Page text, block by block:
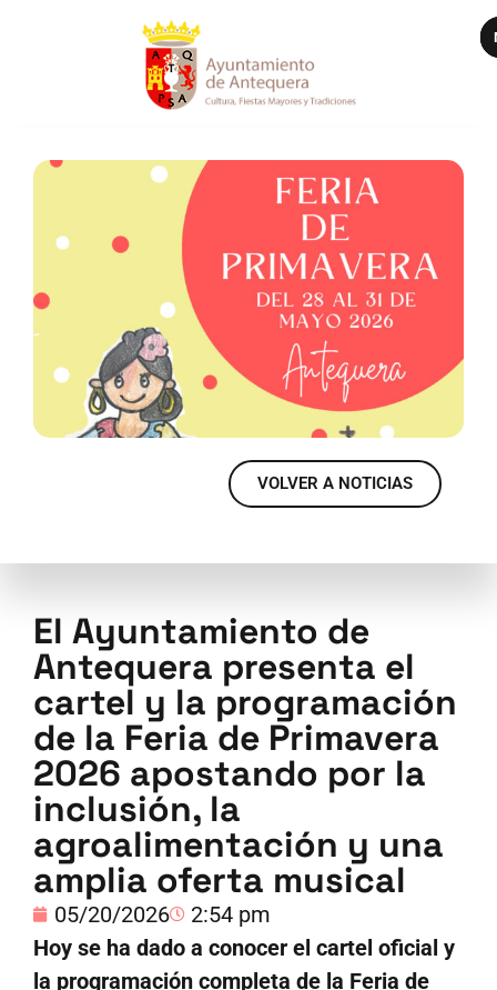
VER MÁS
VOLVER A NOTICIAS
El Ayuntamiento de
Antequera presenta el
cartel y la programación
de la Feria de Primavera
2026 apostando por la
inclusión, la
agroalimentación y una
amplia oferta musical
05/20/2026
2:54 pm
Hoy se ha dado a conocer el cartel oficial y
la programación completa de la Feria de